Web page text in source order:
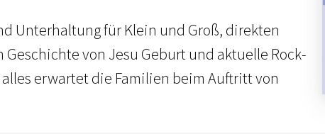
Unterhaltung für Klein und Groß, direkten
Geschichte von Jesu Geburt und aktuelle Rock-
erwartet die Familien beim Auftritt von